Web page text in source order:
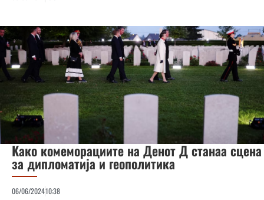
Како комеморациите на Денот Д станаа сцена
за дипломатија и геополитика
06/06/202410:38